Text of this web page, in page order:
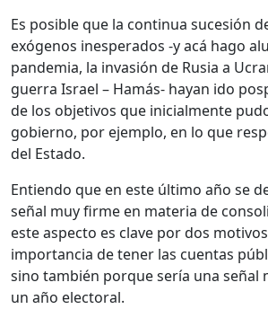
Es posible que la continua sucesión
exógenos inesperados -y acá hago
pandemia, la invasión de Rusia a
guerra Israel – Hamás- hayan ido
de los objetivos que inicialmente
gobierno, por ejemplo, en lo que
del Estado.
Entiendo que en este último año se
señal muy firme en materia de
este aspecto es clave por dos
importancia de tener las cuentas
sino también porque sería una señal
un año electoral.